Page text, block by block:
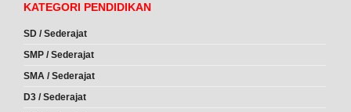
KATEGORI PENDIDIKAN
SD / Sederajat
SMP / Sederajat
SMA / Sederajat
D3 / Sederajat